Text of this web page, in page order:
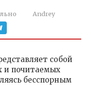
Andrey
собой
и почитаемых
бесспорным